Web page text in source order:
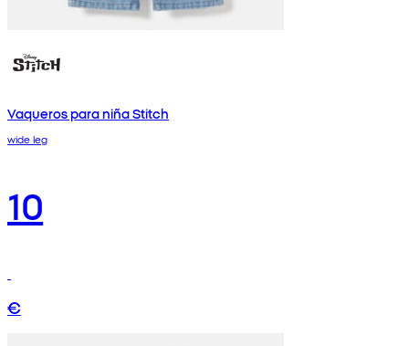
Vaqueros para niña Stitch
wide leg
10
€